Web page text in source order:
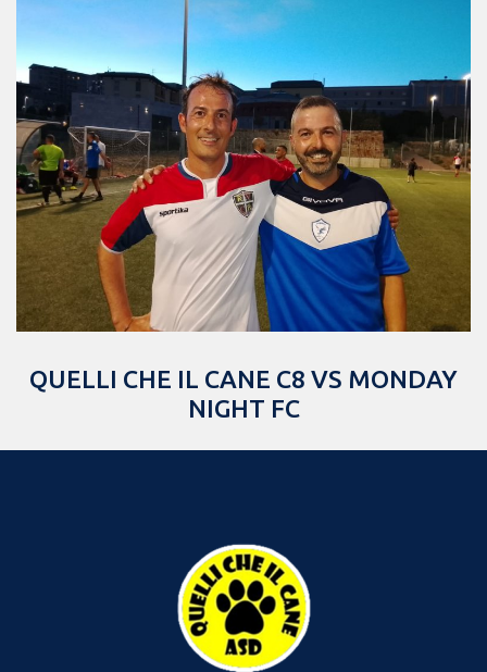
QUELLI CHE IL CANE C8 VS MONDAY
NIGHT FC